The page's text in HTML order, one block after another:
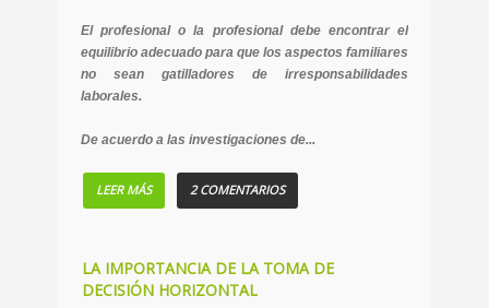
El profesional o la profesional debe encontrar el
equilibrio adecuado para que los aspectos familiares
no sean gatilladores de irresponsabilidades
laborales.
De acuerdo a las investigaciones de...
LEER MÁS 2 COMENTARIOS
LA IMPORTANCIA DE LA TOMA DE
DECISIÓN HORIZONTAL